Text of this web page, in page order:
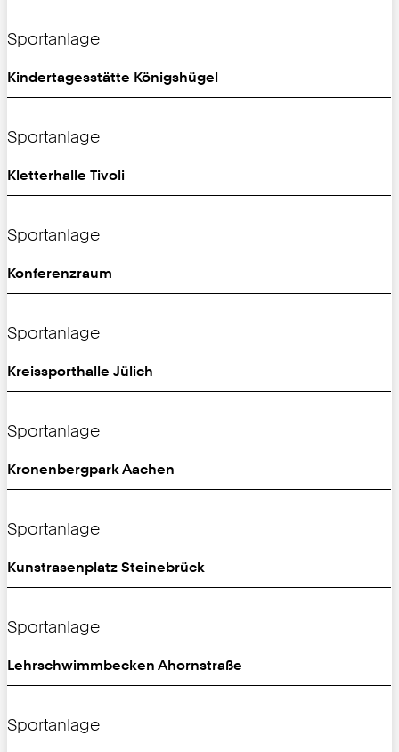
Sportanlage
Kindertagesstätte Königshügel
Sportanlage
Kletterhalle Tivoli
Sportanlage
Konferenzraum
Sportanlage
Kreissporthalle Jülich
Sportanlage
Kronenbergpark Aachen
Sportanlage
Kunstrasenplatz Steinebrück
Sportanlage
Lehrschwimmbecken Ahornstraße
Sportanlage